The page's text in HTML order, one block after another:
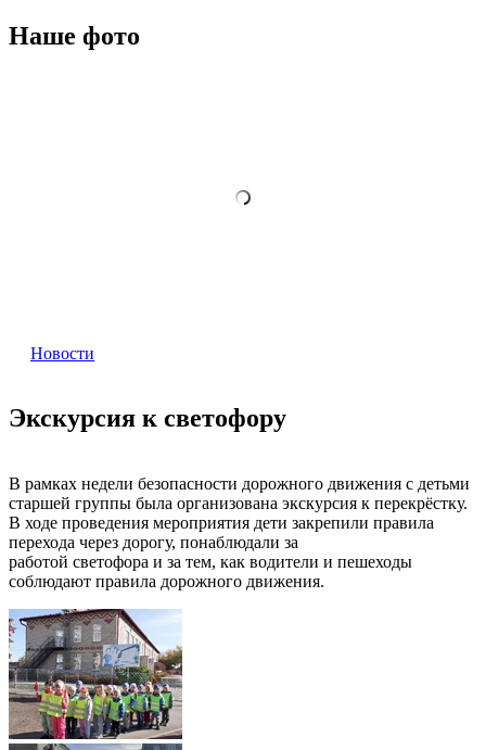
Наше фото
Новости
Экскурсия к светофору
В рамках недели безопасности дорожного движения с детьми
старшей группы была организована экскурсия к перекрёстку.
В ходе проведения мероприятия дети закрепили правила
перехода через дорогу, понаблюдали за
работой светофора и за тем, как водители и пешеходы
соблюдают правила дорожного движения.